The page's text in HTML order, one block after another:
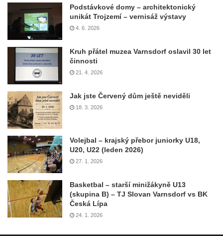
Podstávkové domy – architektonický
unikát Trojzemí – vernisáž výstavy
4. 6. 2026
Kruh přátel muzea Varnsdorf oslavil 30 let
činnosti
21. 4. 2026
Jak jste Červený dům ještě neviděli
18. 3. 2026
Volejbal – krajský přebor juniorky U18,
U20, U22 (leden 2026)
27. 1. 2026
Basketbal – starší minižákyně U13
(skupina B) – TJ Slovan Varnsdorf vs BK
Česká Lípa
24. 1. 2026